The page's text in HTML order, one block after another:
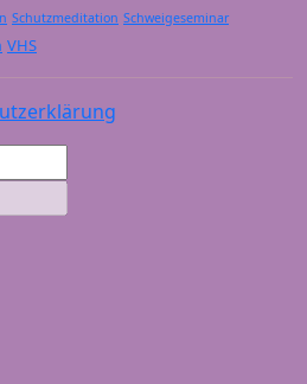
Schutzmeditation Schweigeseminar
VHS